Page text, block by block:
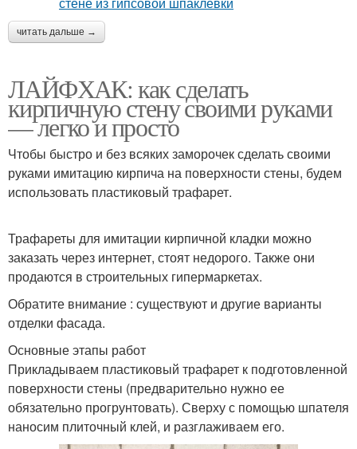
читать дальше →
ЛАЙФХАК: как сделать
кирпичную стену своими руками
— легко и просто
Чтобы быстро и без всяких заморочек сделать своими
руками имитацию кирпича на поверхности стены, будем
использовать пластиковый трафарет.
Трафареты для имитации кирпичной кладки можно
заказать через интернет, стоят недорого. Также они
продаются в строительных гипермаркетах.
Обратите внимание : существуют и другие варианты
отделки фасада.
Основные этапы работ
Прикладываем пластиковый трафарет к подготовленной
поверхности стены (предварительно нужно ее
обязательно прогрунтовать). Сверху с помощью шпателя
наносим плиточный клей, и разглаживаем его.